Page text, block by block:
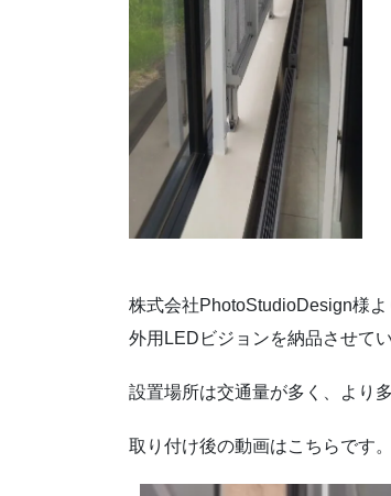
株式会社PhotoStudioDesign様
外用LEDビジョンを納品させて
設置場所は交通量が多く、より
取り付け後の動画はこちらです